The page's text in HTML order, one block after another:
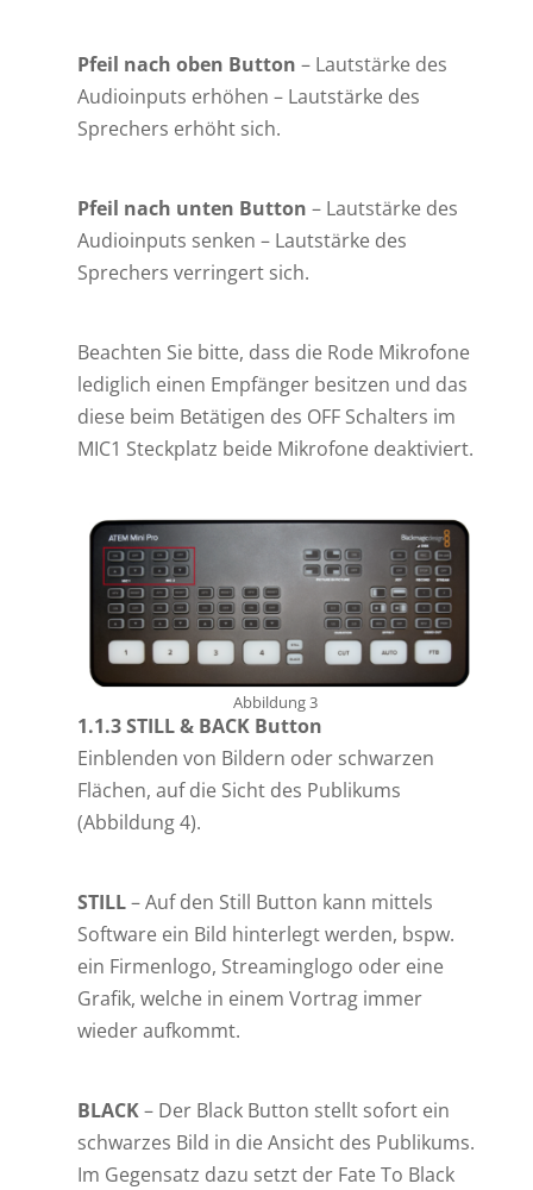
Pfeil nach oben Button – Lautstärke des
Audioinputs erhöhen – Lautstärke des
Sprechers erhöht sich.
Pfeil nach unten Button – Lautstärke des
Audioinputs senken – Lautstärke des
Sprechers verringert sich.
Beachten Sie bitte, dass die Rode Mikrofone
lediglich einen Empfänger besitzen und das
diese beim Betätigen des OFF Schalters im
MIC1 Steckplatz beide Mikrofone deaktiviert.
Abbildung 3
1.1.3 STILL & BACK Button
Einblenden von Bildern oder schwarzen
Flächen, auf die Sicht des Publikums
(Abbildung 4).
STILL– Auf den Still Button kann mittels
Software ein Bild hinterlegt werden, bspw.
ein Firmenlogo, Streaminglogo oder eine
Grafik, welche in einem Vortrag immer
wieder aufkommt.
BLACK– Der Black Button stellt sofort ein
schwarzes Bild in die Ansicht des Publikums.
Im Gegensatz dazu setzt der Fate To Black